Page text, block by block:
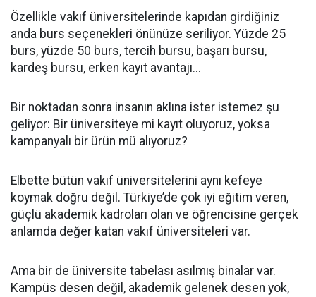
Özellikle vakıf üniversitelerinde kapıdan girdiğiniz
anda burs seçenekleri önünüze seriliyor. Yüzde 25
burs, yüzde 50 burs, tercih bursu, başarı bursu,
kardeş bursu, erken kayıt avantajı...
Bir noktadan sonra insanın aklına ister istemez şu
geliyor: Bir üniversiteye mi kayıt oluyoruz, yoksa
kampanyalı bir ürün mü alıyoruz?
Elbette bütün vakıf üniversitelerini aynı kefeye
koymak doğru değil. Türkiye’de çok iyi eğitim veren,
güçlü akademik kadroları olan ve öğrencisine gerçek
anlamda değer katan vakıf üniversiteleri var.
Ama bir de üniversite tabelası asılmış binalar var.
Kampüs desen değil, akademik gelenek desen yok,